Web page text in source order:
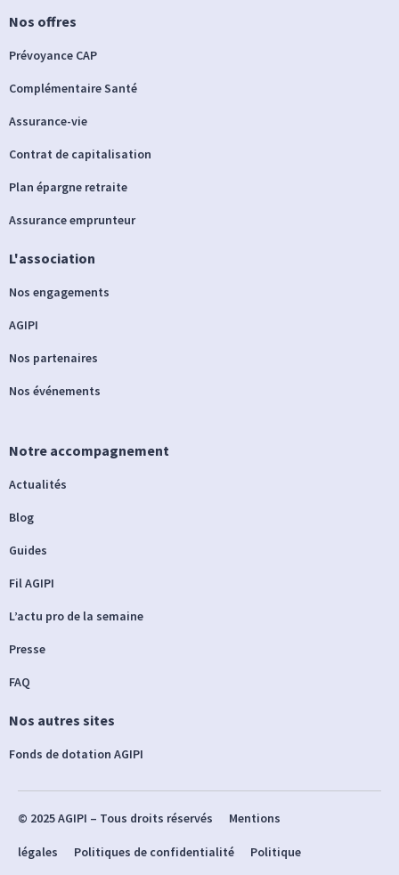
Nos offres
Prévoyance CAP
Complémentaire Santé
Assurance-vie
Contrat de capitalisation
Plan épargne retraite
Assurance emprunteur
L'association
Nos engagements
AGIPI
Nos partenaires
Nos événements
Notre accompagnement
Actualités
Blog
Guides
Fil AGIPI
L’actu pro de la semaine
Presse
FAQ
Nos autres sites
Fonds de dotation AGIPI
© 2025 AGIPI – Tous droits réservés Mentions
légales Politiques de confidentialité Politique